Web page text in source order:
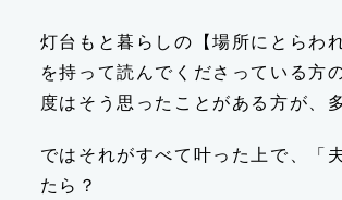
灯台もと暮らしの【場所にとらわ
を持って読んでくださっている方
度はそう思ったことがある方が、
ではそれがすべて叶った上で、「
たら？